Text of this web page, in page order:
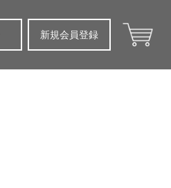
新規会員登録